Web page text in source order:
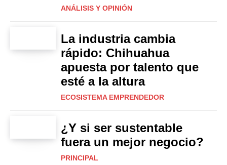
ANÁLISIS Y OPINIÓN
La industria cambia
rápido: Chihuahua
apuesta por talento que
esté a la altura
ECOSISTEMA EMPRENDEDOR
¿Y si ser sustentable
fuera un mejor negocio?
PRINCIPAL